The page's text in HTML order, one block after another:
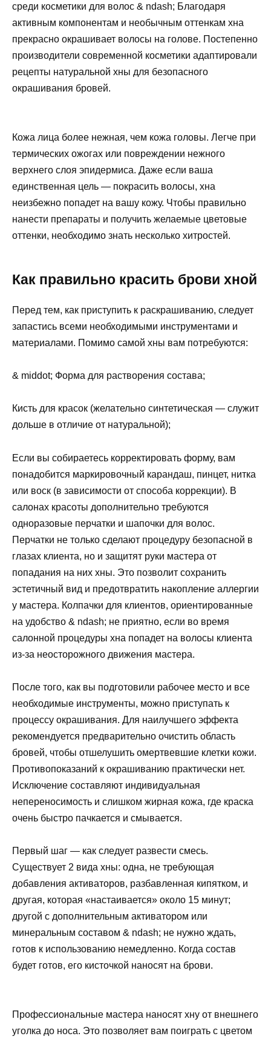
среди косметики для волос & ndash; Благодаря
активным компонентам и необычным оттенкам хна
прекрасно окрашивает волосы на голове. Постепенно
производители современной косметики адаптировали
рецепты натуральной хны для безопасного
окрашивания бровей.
Кожа лица более нежная, чем кожа головы. Легче при
термических ожогах или повреждении нежного
верхнего слоя эпидермиса. Даже если ваша
единственная цель — покрасить волосы, хна
неизбежно попадет на вашу кожу. Чтобы правильно
нанести препараты и получить желаемые цветовые
оттенки, необходимо знать несколько хитростей.
Как правильно красить брови хной
Перед тем, как приступить к раскрашиванию, следует
запастись всеми необходимыми инструментами и
материалами. Помимо самой хны вам потребуются:
& middot; Форма для растворения состава;
Кисть для красок (желательно синтетическая — служит
дольше в отличие от натуральной);
Если вы собираетесь корректировать форму, вам
понадобится маркировочный карандаш, пинцет, нитка
или воск (в зависимости от способа коррекции). В
салонах красоты дополнительно требуются
одноразовые перчатки и шапочки для волос.
Перчатки не только сделают процедуру безопасной в
глазах клиента, но и защитят руки мастера от
попадания на них хны. Это позволит сохранить
эстетичный вид и предотвратить накопление аллергии
у мастера. Колпачки для клиентов, ориентированные
на удобство & ndash; не приятно, если во время
салонной процедуры хна попадет на волосы клиента
из-за неосторожного движения мастера.
После того, как вы подготовили рабочее место и все
необходимые инструменты, можно приступать к
процессу окрашивания. Для наилучшего эффекта
рекомендуется предварительно очистить область
бровей, чтобы отшелушить омертвевшие клетки кожи.
Противопоказаний к окрашиванию практически нет.
Исключение составляют индивидуальная
непереносимость и слишком жирная кожа, где краска
очень быстро пачкается и смывается.
Первый шаг — как следует развести смесь.
Существует 2 вида хны: одна, не требующая
добавления активаторов, разбавленная кипятком, и
другая, которая «настаивается» около 15 минут;
другой с дополнительным активатором или
минеральным составом & ndаsh; не нужно ждать,
готов к использованию немедленно. Когда состав
будет готов, его кисточкой наносят на брови.
Профессиональные мастера наносят хну от внешнего
уголка до носа. Это позволяет вам поиграть с цветом